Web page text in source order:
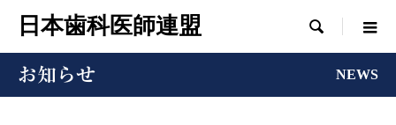
日本歯科医師連盟 
お知らせ NEWS